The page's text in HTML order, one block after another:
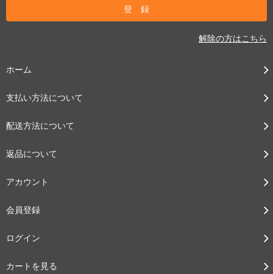
解除の方はこちら
ホーム
支払い方法について
配送方法について
返品について
アカウント
会員登録
ログイン
カートを見る